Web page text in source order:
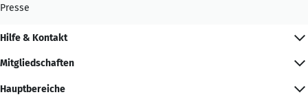
Presse
Hilfe & Kontakt
Mitgliedschaften
Hauptbereiche